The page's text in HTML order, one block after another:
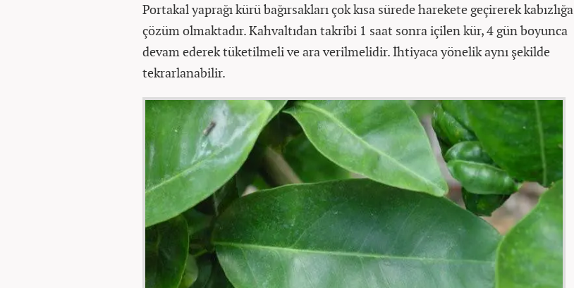
Portakal yaprağı kürü bağırsakları çok kısa sürede harekete geçirerek kabızlığa
çözüm olmaktadır. Kahvaltıdan takribi 1 saat sonra içilen kür, 4 gün boyunca
devam ederek tüketilmeli ve ara verilmelidir. İhtiyaca yönelik aynı şekilde
tekrarlanabilir.